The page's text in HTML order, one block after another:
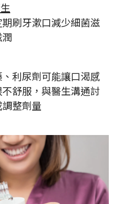
刷牙漱口減少細菌滋
利尿劑可能讓口渴感
舒服，與醫生溝通討
整劑量